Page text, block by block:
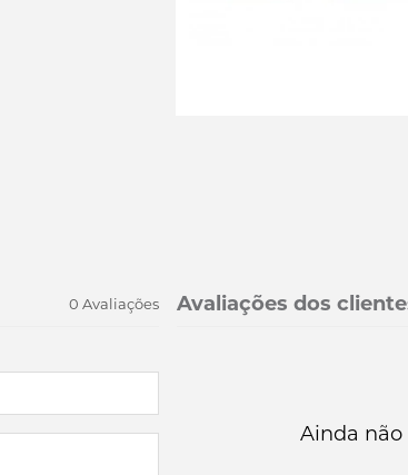
0 Avaliações Avaliações dos
Ainda